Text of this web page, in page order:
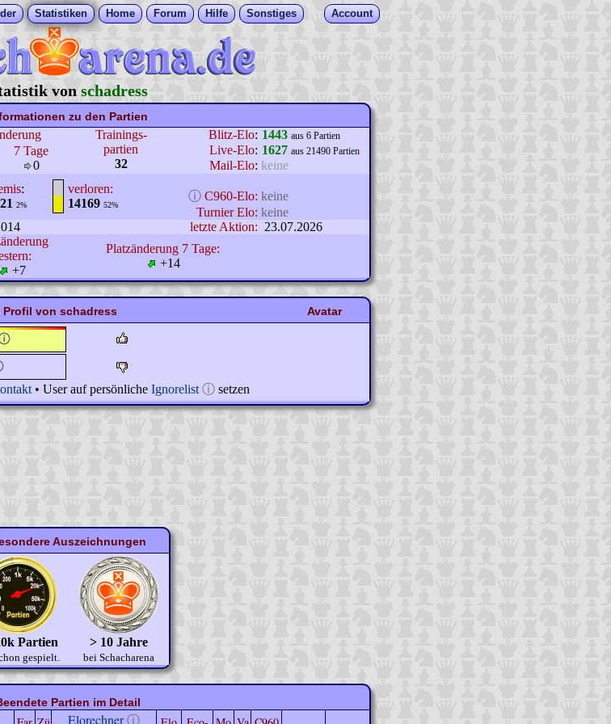
Statistiken Home Forum Hilfe Sonstiges Account
von schadress
zu den Partien
Trainings-
partien
32
Blitz-Elo: 1443 aus 6 Partien
7 Tage
0
Live-Elo: 1627 aus 21490 Partien
Mail-Elo: keine
:
2%
verloren:
14169 52%
ⓘ C960-Elo: keine
Turnier Elo: keine
letzte Aktion: 23.07.2026
+7
Platzänderung 7 Tage:
+14
Profil von schadress Avatar
• User auf persönliche Ignorelist ⓘ setzen
Auszeichnungen
Partien
gespielt.
> 10 Jahre
bei Schacharena
Partien im Detail
Elorechnerⓘ